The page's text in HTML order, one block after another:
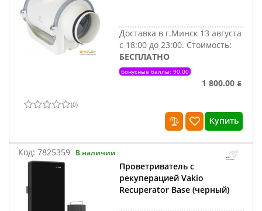
Доставка в г.Минск 13 августа
с 18:00 до 23:00. Стоимость:
БЕСПЛАТНО
Бонусные баллы: 90.00
1 800.00 ƃ
(0)
Купить
Код: 7825359 В наличии
Проветриватель с
рекуперацией Vakio
Recuperator Base (черный)